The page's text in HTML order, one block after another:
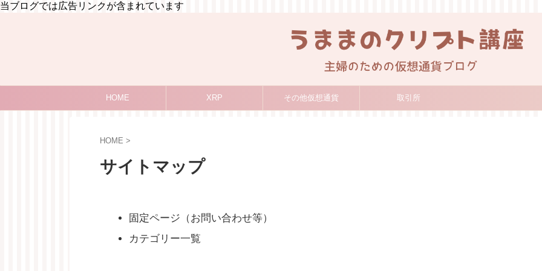
当ブログでは広告リンクが含まれています
HOME XRP その他仮想通貨 取引所
HOME >
サイトマップ
固定ページ（お問い合わせ等）
カテゴリー一覧